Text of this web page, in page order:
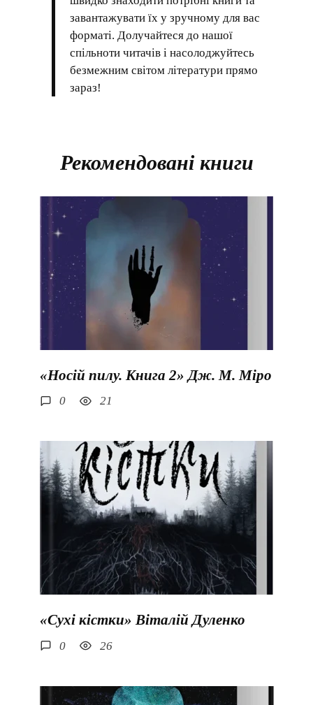
завантажувати їх у зручному для вас
форматі. Долучайтеся до нашої
спільноти читачів і насолоджуйтесь
безмежним світом літератури прямо
зараз!
Рекомендовані книги
«Носій пилу. Книга 2» Дж. М. Міро
0 21
«Сухі кістки» Віталій Дуленко
0 26